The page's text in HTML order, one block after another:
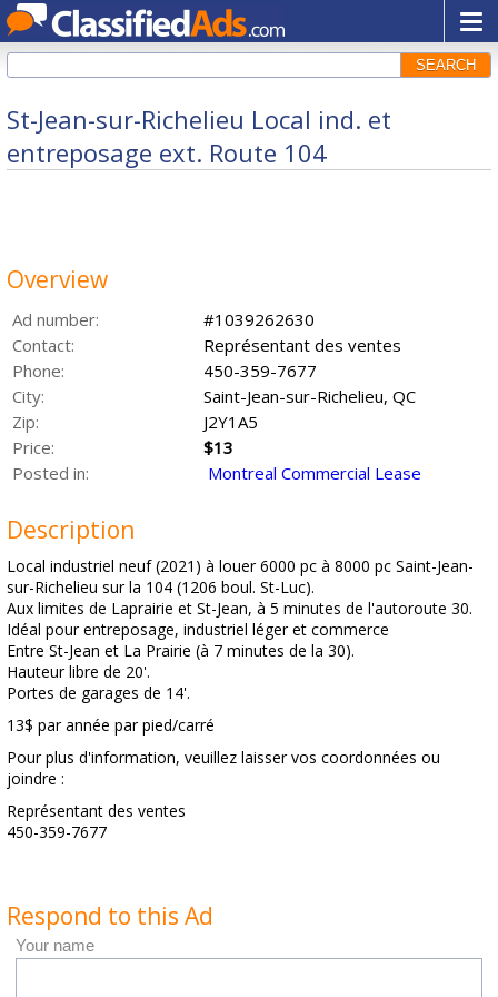
SEARCH
St-Jean-sur-Richelieu Local ind. et
entreposage ext. Route 104
Overview
Ad number:
#1039262630
Contact:
Représentant des ventes
Phone:
450-359-7677
City:
Saint-Jean-sur-Richelieu, QC
Zip:
J2Y1A5
Price:
$13
Posted in:
Montreal Commercial Lease
Description
Local industriel neuf (2021) à louer 6000 pc à 8000 pc Saint-Jean-
sur-Richelieu sur la 104 (1206 boul. St-Luc).
Aux limites de Laprairie et St-Jean, à 5 minutes de l'autoroute 30.
Idéal pour entreposage, industriel léger et commerce
Entre St-Jean et La Prairie (à 7 minutes de la 30).
Hauteur libre de 20'.
Portes de garages de 14'.
13$ par année par pied/carré
Pour plus d'information, veuillez laisser vos coordonnées ou
joindre :
Représentant des ventes
450-359-7677
Respond to this Ad
Your name